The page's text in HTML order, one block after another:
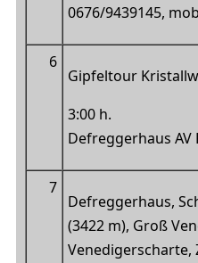
0676/9439145,
6
Gipfeltour
3:00 h.
Defreggerhaus AV
7
Defreggerhaus,
(3422 m), Groß
Venedigerscharte,